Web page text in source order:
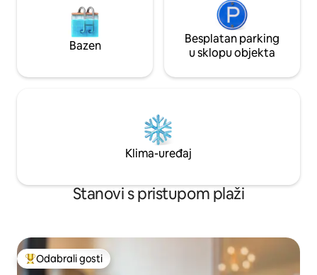
Bazen
Besplatan parking
u sklopu objekta
Klima-uređaj
Stanovi s pristupom plaži
Među najviše rangiranima s oznakom „Odabrali gosti”
Odabrali gosti